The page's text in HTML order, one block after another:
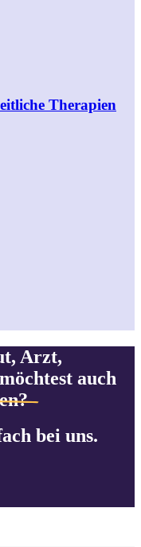
Therapien
Arzt,
auch
bei uns.